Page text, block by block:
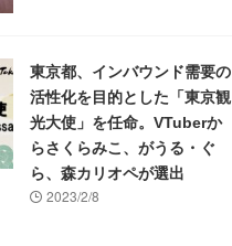
東京都、インバウンド需要の
活性化を目的とした「東京観
光大使」を任命。VTuberか
らさくらみこ、がうる・ぐ
ら、森カリオペが選出
2023/2/8